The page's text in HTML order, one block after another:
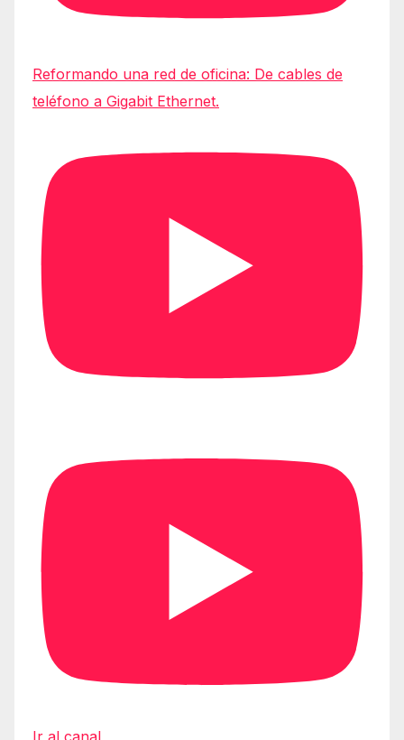
Reformando una red de oficina: De cables de
teléfono a Gigabit Ethernet.
Ir al canal